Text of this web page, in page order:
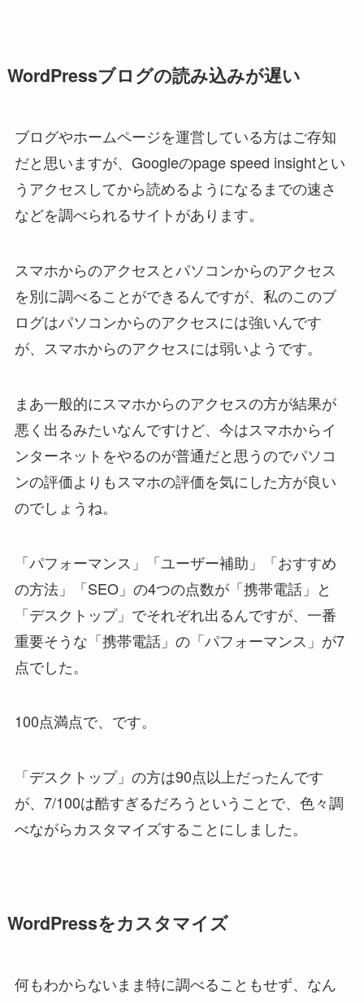
WordPressブログの読み込みが遅い
ブログやホームページを運営している方はご存知
だと思いますが、Googleのpage speed insightとい
うアクセスしてから読めるようになるまでの速さ
などを調べられるサイトがあります。
スマホからのアクセスとパソコンからのアクセス
を別に調べることができるんですが、私のこのブ
ログはパソコンからのアクセスには強いんです
が、スマホからのアクセスには弱いようです。
まあ一般的にスマホからのアクセスの方が結果が
悪く出るみたいなんですけど、今はスマホからイ
ンターネットをやるのが普通だと思うのでパソコ
ンの評価よりもスマホの評価を気にした方が良い
のでしょうね。
「パフォーマンス」「ユーザー補助」「おすすめ
の方法」「SEO」の4つの点数が「携帯電話」と
「デスクトップ」でそれぞれ出るんですが、一番
重要そうな「携帯電話」の「パフォーマンス」が7
点でした。
100点満点で、です。
「デスクトップ」の方は90点以上だったんです
が、7/100は酷すぎるだろうということで、色々調
べながらカスタマイズすることにしました。
WordPressをカスタマイズ
何もわからないまま特に調べることもせず、なん